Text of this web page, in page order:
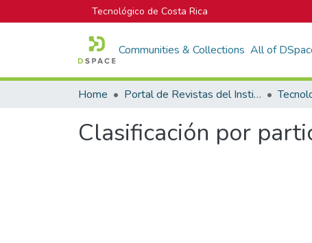
Tecnológico de Costa Rica
Communities & Collections All of
Home Portal de Revistas del Instituto Tecnológico de Costa Rica
Clasificación por